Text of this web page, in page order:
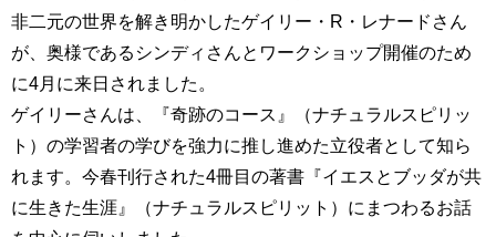
非二元の世界を解き明かしたゲイリー・R・レナードさん
が、奥様であるシンディさんとワークショップ開催のため
に4月に来日されました。
ゲイリーさんは、『奇跡のコース』（ナチュラルスピリッ
ト）の学習者の学びを強力に推し進めた立役者として知ら
れます。今春刊行された4冊目の著書『イエスとブッダが共
に生きた生涯』（ナチュラルスピリット）にまつわるお話